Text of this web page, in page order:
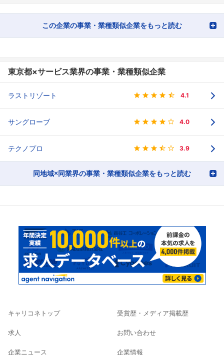
この企業の事業・業種類似企業をもっと読む
東京都×サービス業界の事業・業種類似企業
ラストリゾート 4.1
サングローブ 4.0
テクノプロ 3.9
同地域×同業界の事業・業種類似企業をもっと読む
キャリコネトップ
求人
企業ニュース
受賞歴・メディア掲載歴
お問い合わせ
企業情報